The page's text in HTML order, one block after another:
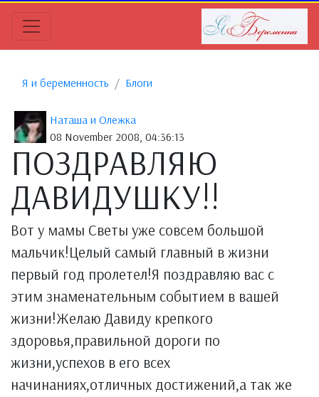
Я и беременность Блоги
Наташа и Олежка
08 November 2008, 04:36:13
ПОЗДРАВЛЯЮ
ДАВИДУШКУ!!
Вот у мамы Светы уже совсем большой
мальчик!Целый самый главный в жизни
первый год пролетел!Я поздравляю вас с
этим знаменательным событием в вашей
жизни!Желаю Давиду крепкого
здоровья,правильной дороги по
жизни,успехов в его всех
начинаниях,отличных достижений,а так же